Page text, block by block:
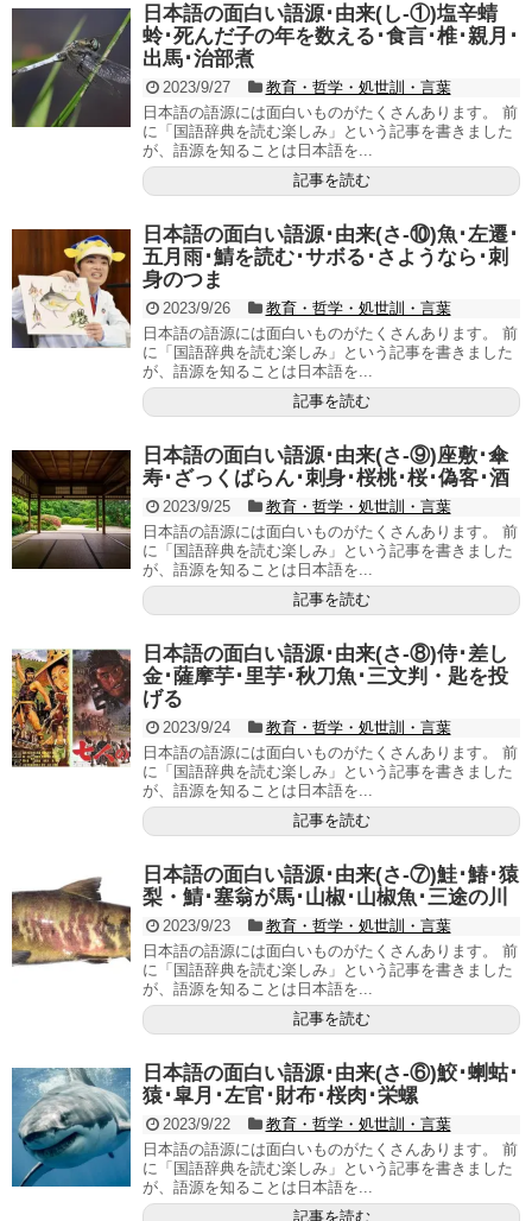
日本語の面白い語源･由来(し-①)塩辛蜻
蛉･死んだ子の年を数える･食言･椎･親月･
出馬･治部煮
2023/9/27
教育・哲学・処世訓・言葉
日本語の語源には面白いものがたくさんあります。 前
に「国語辞典を読む楽しみ」という記事を書きました
が、語源を知ることは日本語を...
記事を読む
日本語の面白い語源･由来(さ-⑩)魚･左遷･
五月雨･鯖を読む･サボる･さようなら･刺
身のつま
2023/9/26
教育・哲学・処世訓・言葉
日本語の語源には面白いものがたくさんあります。 前
に「国語辞典を読む楽しみ」という記事を書きました
が、語源を知ることは日本語を...
記事を読む
日本語の面白い語源･由来(さ-⑨)座敷･傘
寿･ざっくばらん･刺身･桜桃･桜･偽客･酒
2023/9/25
教育・哲学・処世訓・言葉
日本語の語源には面白いものがたくさんあります。 前
に「国語辞典を読む楽しみ」という記事を書きました
が、語源を知ることは日本語を...
記事を読む
日本語の面白い語源･由来(さ-⑧)侍･差し
金･薩摩芋･里芋･秋刀魚･三文判・匙を投
げる
2023/9/24
教育・哲学・処世訓・言葉
日本語の語源には面白いものがたくさんあります。 前
に「国語辞典を読む楽しみ」という記事を書きました
が、語源を知ることは日本語を...
記事を読む
日本語の面白い語源･由来(さ-⑦)鮭･鰆･猿
梨・鯖･塞翁が馬･山椒･山椒魚･三途の川
2023/9/23
教育・哲学・処世訓・言葉
日本語の語源には面白いものがたくさんあります。 前
に「国語辞典を読む楽しみ」という記事を書きました
が、語源を知ることは日本語を...
記事を読む
日本語の面白い語源･由来(さ-⑥)鮫･蝲蛄･
猿･皐月･左官･財布･桜肉･栄螺
2023/9/22
教育・哲学・処世訓・言葉
日本語の語源には面白いものがたくさんあります。 前
に「国語辞典を読む楽しみ」という記事を書きました
が、語源を知ることは日本語を...
記事を読む